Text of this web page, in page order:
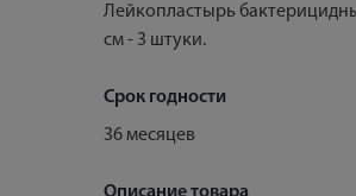
Лейкопластырь
см - 3 штуки.
Срок годности
36 месяцев